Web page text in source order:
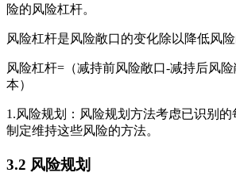
险的风险杠杆。
风险杠杆是风险敞口的变化除以降低风险
风险杠杆=（减持前风险敞口-减持后风
本）
1.风险规划：风险规划方法考虑已识别
制定维持这些风险的方法。
3.2 风险规划